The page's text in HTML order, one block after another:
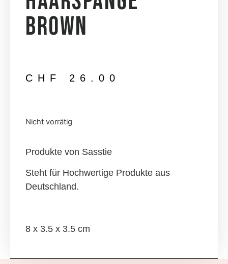
Brown
CHF 26.00
Nicht vorrätig
Produkte von Sasstie
Steht für Hochwertige Produkte aus
Deutschland.
8 x 3.5 x 3.5 cm